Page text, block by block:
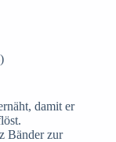
damit er
Bänder zur